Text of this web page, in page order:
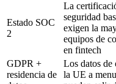
Estado SOC
2
La
seguridad
exigen la
equipos de
en fintech
GDPR +
residencia de
Los datos de
la UE a